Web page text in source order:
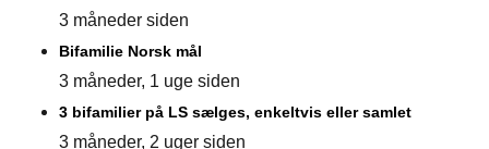
3 måneder siden
Bifamilie Norsk mål
3 måneder, 1 uge siden
3 bifamilier på LS sælges, enkeltvis eller samlet
3 måneder, 2 uger siden